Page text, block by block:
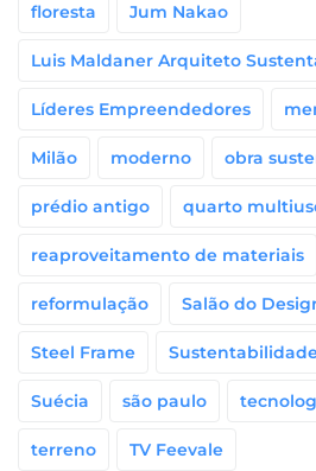
floresta Jum Nakao
Luis Maldaner Arquiteto
Líderes Empreendedores
Milão moderno obra
prédio antigo quarto
reaproveitamento de materiais
reformulação Salão do
Steel Frame
Suécia são paulo
terreno TV Feevale